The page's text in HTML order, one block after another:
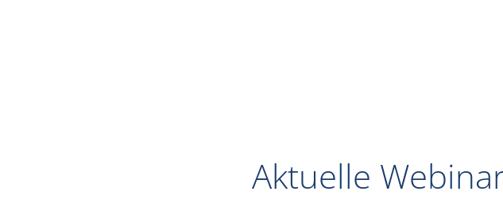
Aktuelle